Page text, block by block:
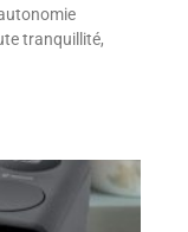
tranquillité,